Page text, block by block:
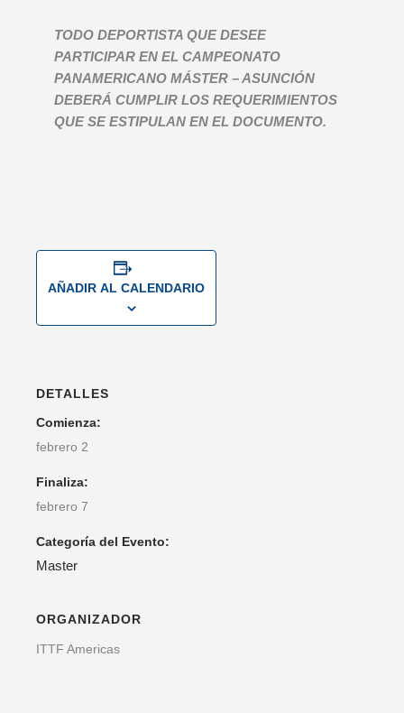
TODO DEPORTISTA QUE DESEE
PARTICIPAR EN EL CAMPEONATO
PANAMERICANO MÁSTER – ASUNCIÓN
DEBERÁ CUMPLIR LOS REQUERIMIENTOS
QUE SE ESTIPULAN EN EL DOCUMENTO.
AÑADIR AL CALENDARIO
DETALLES
Comienza:
febrero 2
Finaliza:
febrero 7
Categoría del Evento:
Master
ORGANIZADOR
ITTF Americas